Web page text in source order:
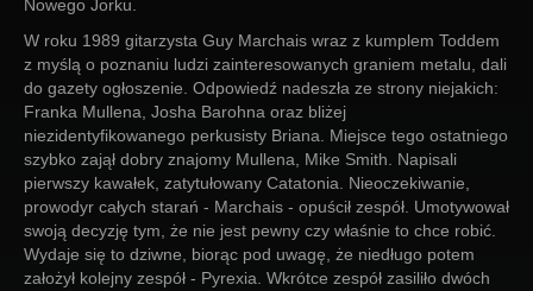
Login
Nowego Jorku.
W roku 1989 gitarzysta Guy Marchais wraz z kumplem Toddem
z myślą o poznaniu ludzi zainteresowanych graniem metalu, dali
do gazety ogłoszenie. Odpowiedź nadeszła ze strony niejakich:
Franka Mullena, Josha Barohna oraz bliżej
niezidentyfikowanego perkusisty Briana. Miejsce tego ostatniego
szybko zajął dobry znajomy Mullena, Mike Smith. Napisali
pierwszy kawałek, zatytułowany Catatonia. Nieoczekiwanie,
prowodyr całych starań - Marchais - opuścił zespół. Umotywował
swoją decyzję tym, że nie jest pewny czy właśnie to chce robić.
Wydaje się to dziwne, biorąc pod uwagę, że niedługo potem
założył kolejny zespół - Pyrexia. Wkrótce zespół zasiliło dwóch